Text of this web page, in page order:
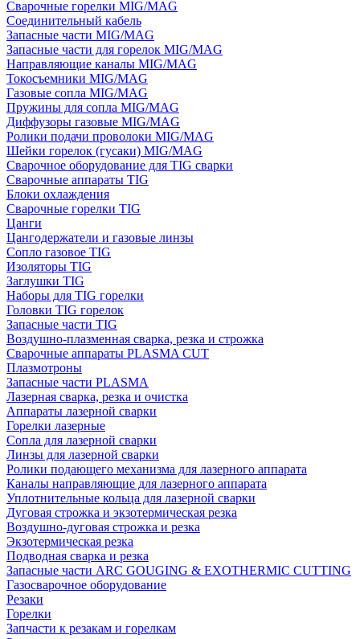
Сварочные горелки MIG/MAG
Соединительный кабель
Запасные части MIG/MAG
Запасные части для горелок MIG/MAG
Направляющие каналы MIG/MAG
Токосъемники MIG/MAG
Газовые сопла MIG/MAG
Пружины для сопла MIG/MAG
Диффузоры газовые MIG/MAG
Ролики подачи проволоки MIG/MAG
Шейки горелок (гусаки) MIG/MAG
Сварочное оборудование для TIG сварки
Сварочные аппараты TIG
Блоки охлаждения
Сварочные горелки TIG
Цанги
Цангодержатели и газовые линзы
Сопло газовое TIG
Изоляторы TIG
Заглушки TIG
Наборы для TIG горелки
Головки TIG горелок
Запасные части TIG
Воздушно-плазменная сварка, резка и строжка
Сварочные аппараты PLASMA CUT
Плазмотроны
Запасные части PLASMA
Лазерная сварка, резка и очистка
Аппараты лазерной сварки
Горелки лазерные
Сопла для лазерной сварки
Линзы для лазерной сварки
Ролики подающего механизма для лазерного аппарата
Каналы направляющие для лазерного аппарата
Уплотнительные кольца для лазерной сварки
Дуговая строжка и экзотермическая резка
Воздушно-дуговая строжка и резка
Экзотермическая резка
Подводная сварка и резка
Запасные части ARC GOUGING & EXOTHERMIC CUTTING
Газосварочное оборудование
Резаки
Горелки
Запчасти к резакам и горелкам